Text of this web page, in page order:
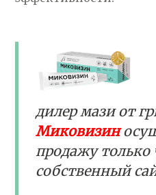
дилер мази от
Миковизин
продажу только
собственный